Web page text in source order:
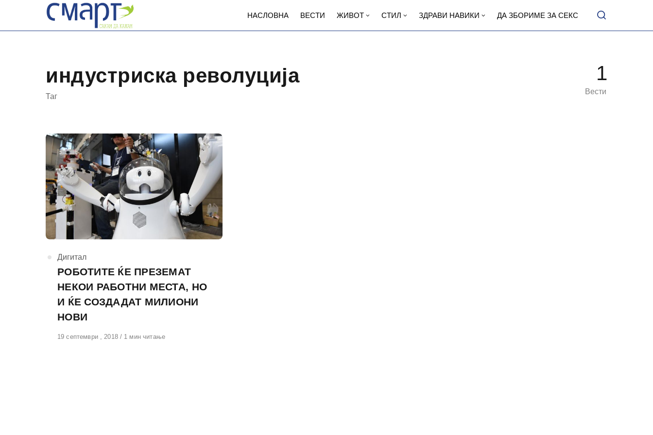
content
НАСЛОВНА ВЕСТИ ЖИВОТ СТИЛ ЗДРАВИ НАВИКИ ДА ЗБОРИМЕ ЗА СЕКС
индустриска револуција
Таг
1
Вести
КАтегорија
Дигитал
РОБОТИТЕ ЌЕ ПРЕЗЕМАТ
НЕКОИ РАБОТНИ МЕСТА, НО
И ЌЕ СОЗДАДАТ МИЛИОНИ
НОВИ
Објавено
19 септември , 2018 1 мин читање